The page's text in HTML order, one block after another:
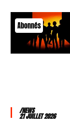
Abonnés
/NEWS
21 JUILLET 2026